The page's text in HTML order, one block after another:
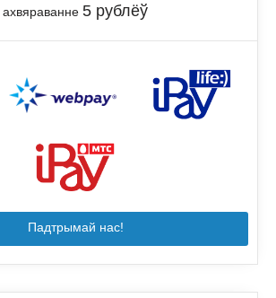
ахвяраванне 5 рублёў
Падтрымай нас!